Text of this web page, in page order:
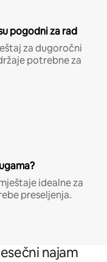
pogodni za rad
za dugoročni
potrebne za
idealne za
preseljenja.
najam